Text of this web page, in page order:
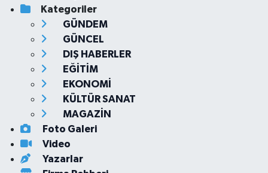
Kategoriler
GÜNDEM
GÜNCEL
DIŞ HABERLER
EĞİTİM
EKONOMİ
KÜLTÜR SANAT
MAGAZİN
Foto Galeri
Video
Yazarlar